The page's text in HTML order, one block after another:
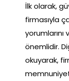
İlk olarak,
firmasıyla
önemlidir.
okuyarak,